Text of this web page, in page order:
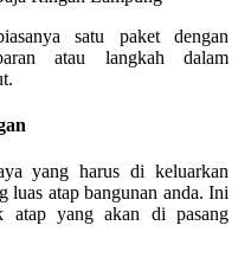
satu paket dengan
atau langkah dalam
yang harus di keluarkan
luas atap bangunan anda. Ini
atap yang akan di pasang